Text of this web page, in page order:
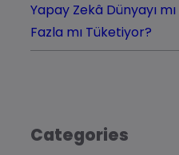
Yapay Zekâ Dünyayı
Fazla mı Tüketiyor?
Categories